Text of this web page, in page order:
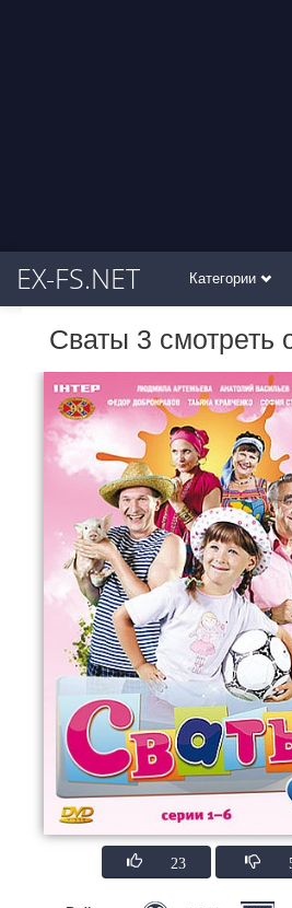
EX-FS.NET Категории
Сваты 3 смотреть
23